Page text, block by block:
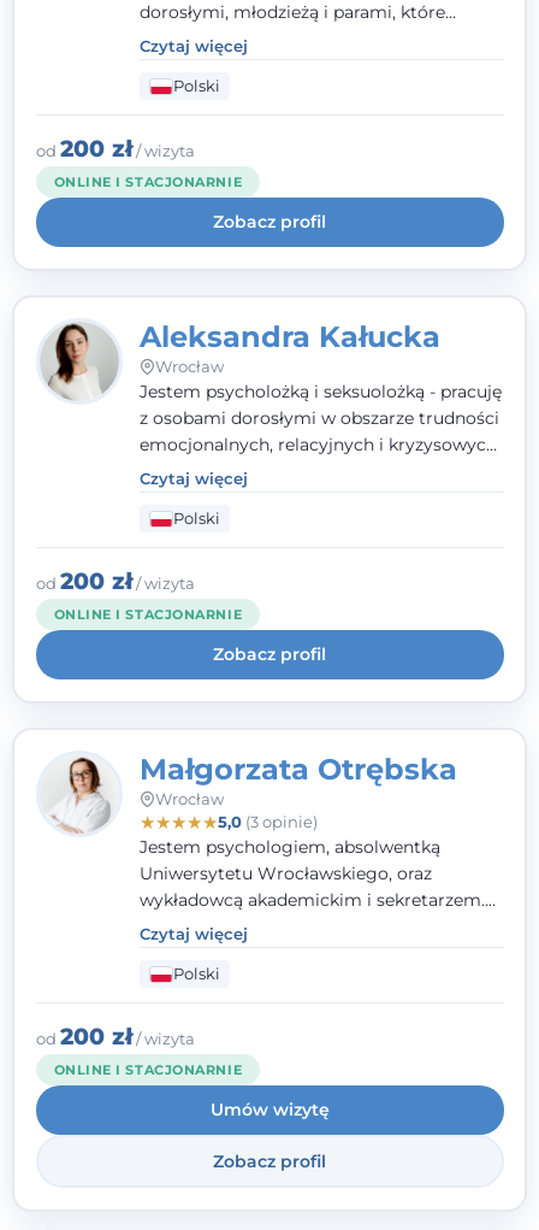
dorosłymi, młodzieżą i parami, które
doświadczają kryzysów psychicznych,
traumy, stanów lękowych i trudności
relacyjnych. W pracy kieruję się
uważnością, empatią i głębokim
szacunkiem dla indywidualnej historii
każdego człowieka. Jestem w trakcie
czteroletniej szkoły psychoterapii
poznawczo-behawioralnej
rekomendowanej przez PTTPB.
Czytaj więcej
Polski
od 200 zł/ wizyta
ONLINE I STACJONARNIE
Zobacz profil
Aleksandra Kałucka
Wrocław
Jestem psycholożką i seksuolożką - pracuję
z osobami dorosłymi w obszarze trudności
emocjonalnych, relacyjnych i kryzysowych,
w tym z osobami po doświadczeniach
przemocy. Ukończyłam psychologię
kliniczną oraz studia podyplomowe z
interwencji kryzysowej i seksuologii
klinicznej na SWPS we Wrocławiu. W pracy
kieruję się empatią, etyką zawodową i
uważnością na potrzeby klienta.
Czytaj więcej
Polski
od 200 zł/ wizyta
ONLINE I STACJONARNIE
Zobacz profil
Małgorzata Otrębska
Wrocław
★★★★★5,0(3 opinie)
Jestem psychologiem, absolwentką
Uniwersytetu Wrocławskiego, oraz
wykładowcą akademickim i sekretarzem.
Dodatkowo mam kwalifikacje mediatora,
specjalizując się w sprawach rodzinnych,
cywilnych oraz karnych.
Czytaj więcej
Polski
od 200 zł/ wizyta
ONLINE I STACJONARNIE
Umów wizytę
Zobacz profil